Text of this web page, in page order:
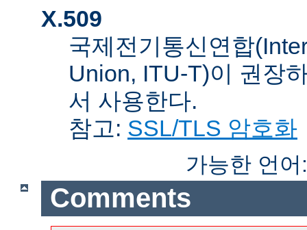
X.509
국제전기통신연합
Union, ITU-T)이 권장
서 사용한다.
참고: SSL/TLS 암호화
가능한 언
Comments